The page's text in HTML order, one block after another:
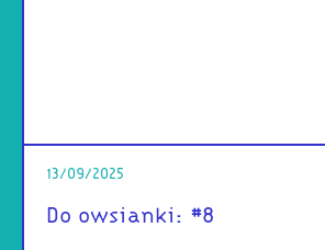
13/09/2025
Do owsianki: #8